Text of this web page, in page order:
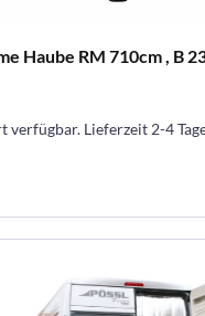
Haube RM 710cm , B
verfügbar. Lieferzeit 2-4